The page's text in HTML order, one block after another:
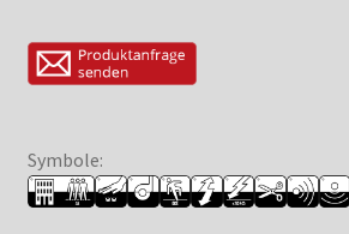
Symbole: